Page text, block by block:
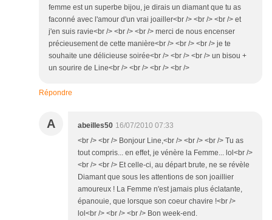
femme est un superbe bijou, je dirais un diamant que tu as
faconné avec l'amour d'un vrai joailler<br /> <br /> <br /> et
j'en suis ravie<br /> <br /> <br /> merci de nous encenser
précieusement de cette manière<br /> <br /> <br /> je te
souhaite une délicieuse soirée<br /> <br /> <br /> un bisou +
un sourire de Line<br /> <br /> <br /> <br />
Répondre
A abeilles50 16/07/2010 07:33
<br /> <br /> Bonjour Line,<br /> <br /> <br /> Tu as
tout compris... en effet, je vénère la Femme... lol<br />
<br /> <br /> Et celle-ci, au départ brute, ne se révèle
Diamant que sous les attentions de son joaillier
amoureux ! La Femme n'est jamais plus éclatante,
épanouie, que lorsque son coeur chavire !<br />
lol<br /> <br /> <br /> Bon week-end.